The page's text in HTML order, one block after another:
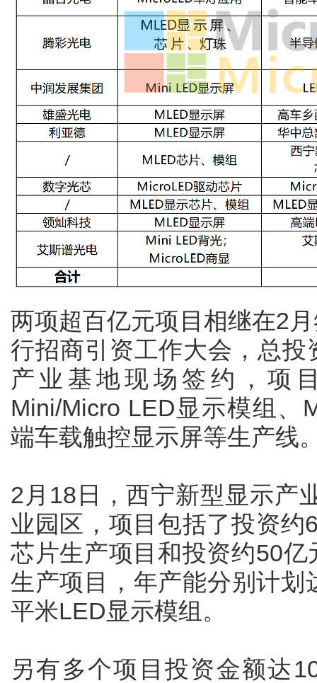
两项超百亿元项目相继在2
行招商引资工作大会，总
产业基地现场签约，项
Mini/Micro LED显示模组、
端车载触控显示屏等生产线
2月18日，西宁新型显示产
业园区，项目包括了投资约
芯片生产项目和投资约50
生产项目，年产能分别计
平米LED显示模组。
另有多个项目投资金额达